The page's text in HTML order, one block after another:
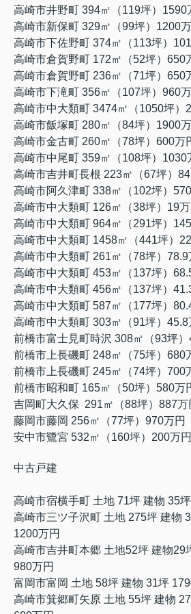
高崎市井野町 394㎡（119坪）1590
高崎市新保町 329㎡（99坪）1200
高崎市下佐野町 374㎡（113坪）
高崎市倉賀野町 172㎡（52坪）650
高崎市倉賀野町 236㎡（71坪）650
高崎市下滝町 356㎡（107坪）960
高崎市中大類町 3474㎡（1050坪）
高崎市飯塚町 280㎡（84坪）1900
高崎市金古町 260㎡（78坪）600万
高崎市中尾町 359㎡（108坪）1030
高崎市吉井町長根 223㎡（67坪）
高崎市阿久津町 338㎡（102坪）
高崎市中大類町 126㎡（38坪）19万
高崎市中大類町 964㎡（291坪）
高崎市中大類町 1458㎡（441坪）
高崎市中大類町 261㎡（78坪）78.9
高崎市中大類町 453㎡（137坪）
高崎市中大類町 456㎡（137坪）
高崎市中大類町 587㎡（177坪）
高崎市中大類町 303㎡（91坪）45.8
前橋市富士見町時沢 308㎡（93坪）
前橋市上長磯町 248㎡（75坪）680
前橋市上長磯町 245㎡（74坪）700
前橋市昭和町 165㎡（50坪）580
吉岡町大久保 291㎡（88坪）887万
藤岡市藤岡 256㎡（77坪）970万円
安中市鷺宮 532㎡（160坪）200万
中古戸建
高崎市宿横手町 土地 71坪 建物 35
高崎市三ツ子沢町 土地 275坪 建物
1200万円
高崎市吉井町本郷 土地52坪 建物29
980万円
富岡市富岡 土地 58坪 建物 31坪
高崎市箕郷町矢原 土地 55坪 建物